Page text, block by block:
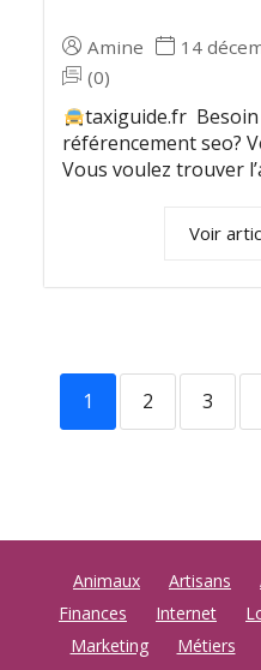
Amine 14
(0)
taxiguide.fr
référencement seo?
Vous voulez trouver
Voir
1 2 3
Animaux Artisans
Finances
Internet
Marketing
Métiers